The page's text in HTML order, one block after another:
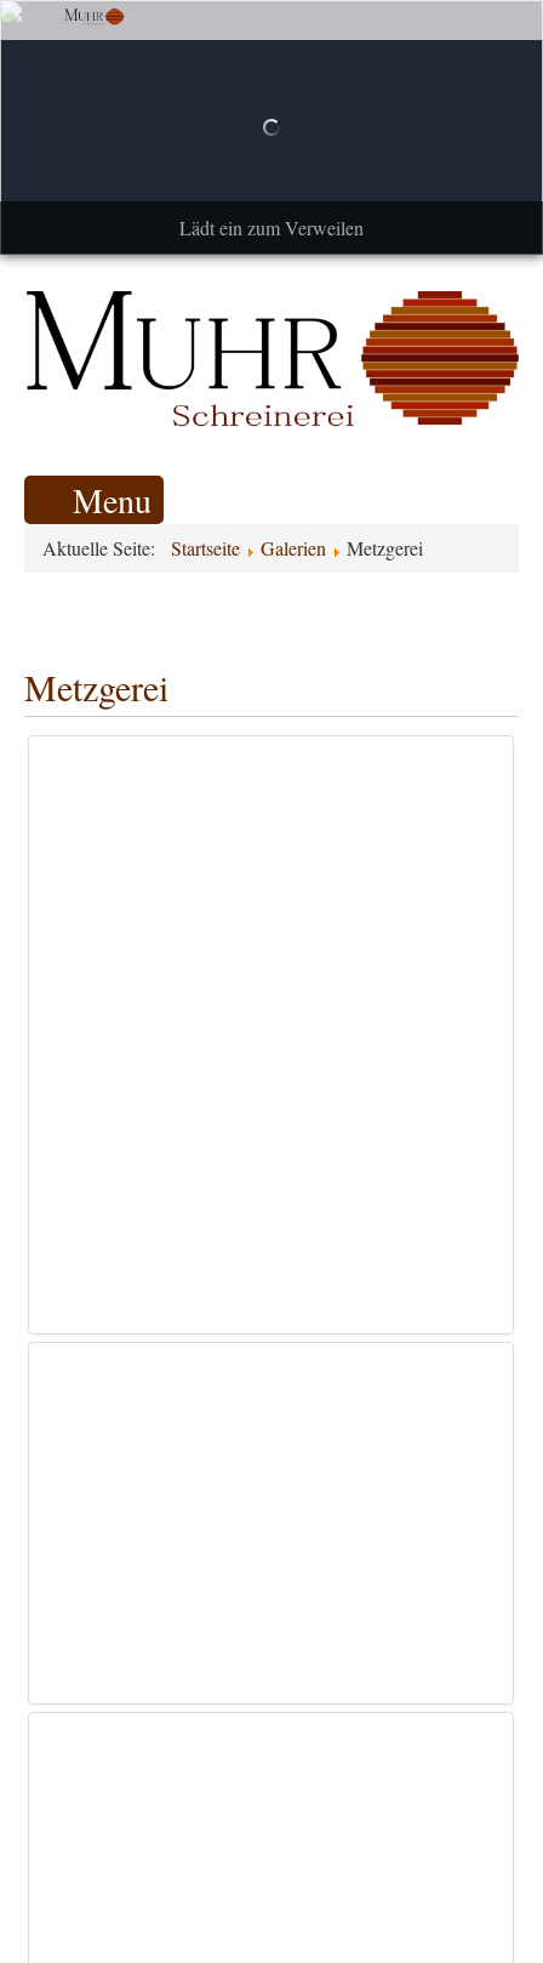
Lädt ein zum Verweilen
Menu
Aktuelle Seite: Startseite Galerien Metzgerei
Metzgerei